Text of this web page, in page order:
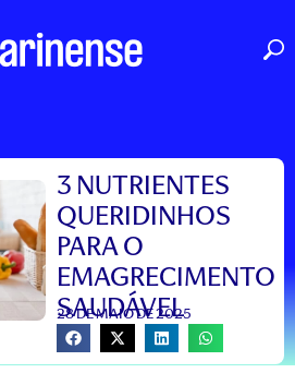
3 NUTRIENTES
QUERIDINHOS
PARA O
EMAGRECIMENTO
SAUDÁVEL
28 DE MAIO DE 2025